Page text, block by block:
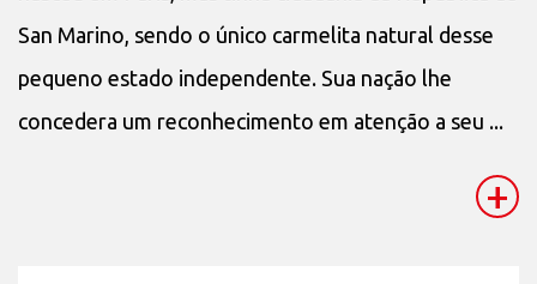
San Marino, sendo o único carmelita natural desse
pequeno estado independente. Sua nação lhe
concedera um reconhecimento em atenção a seu ...
+